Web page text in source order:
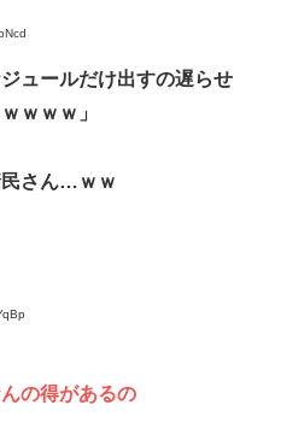
ュールだけ出すの遅らせ
ｗｗｗ」
民さん…ｗｗ
の得があるの